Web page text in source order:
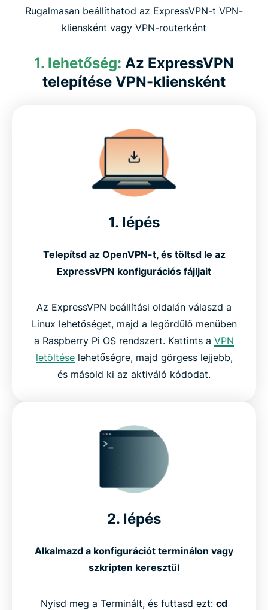
Rugalmasan beállíthatod az ExpressVPN-t VPN-
kliensként vagy VPN-routerként
1. lehetőség: Az ExpressVPN
telepítése VPN-kliensként
1. lépés
Telepítsd az OpenVPN-t, és töltsd le az
ExpressVPN konfigurációs fájljait
Az ExpressVPN beállítási oldalán válaszd a
Linux lehetőséget, majd a legördülő menüben
a Raspberry Pi OS rendszert. Kattints a VPN
letöltéselehetőségre, majd görgess lejjebb,
és másold ki az aktiváló kódodat.
2. lépés
Alkalmazd a konfigurációt terminálon vagy
szkripten keresztül
Nyisd meg a Terminált, és futtasd ezt: cd